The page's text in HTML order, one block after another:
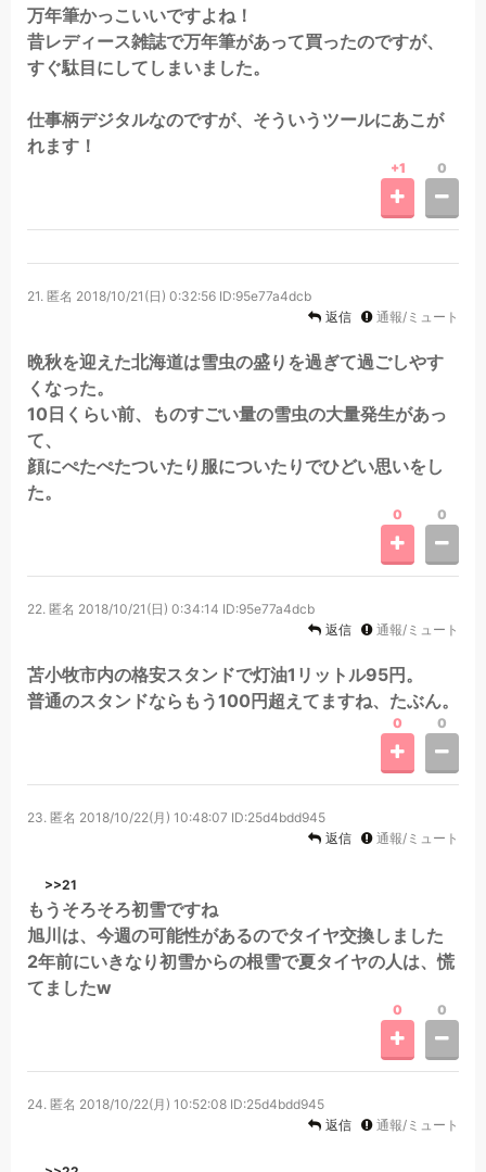
万年筆かっこいいですよね！
昔レディース雑誌で万年筆があって買ったのですが、
すぐ駄目にしてしまいました。
仕事柄デジタルなのですが、そういうツールにあこが
れます！
+1 0
21. 匿名 2018/10/21(日) 0:32:56 ID:95e77a4dcb
返信
通報/ミュート
晩秋を迎えた北海道は雪虫の盛りを過ぎて過ごしやす
くなった。
10日くらい前、ものすごい量の雪虫の大量発生があっ
て、
顔にぺたぺたついたり服についたりでひどい思いをし
た。
0 0
22. 匿名 2018/10/21(日) 0:34:14 ID:95e77a4dcb
返信
通報/ミュート
苫小牧市内の格安スタンドで灯油1リットル95円。
普通のスタンドならもう100円超えてますね、たぶん。
0 0
23. 匿名 2018/10/22(月) 10:48:07 ID:25d4bdd945
返信
通報/ミュート
>>21
もうそろそろ初雪ですね
旭川は、今週の可能性があるのでタイヤ交換しました
2年前にいきなり初雪からの根雪で夏タイヤの人は、慌
てましたw
0 0
24. 匿名 2018/10/22(月) 10:52:08 ID:25d4bdd945
返信
通報/ミュート